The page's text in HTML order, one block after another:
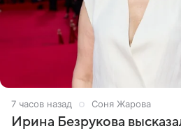
7 часов назад Соня Жарова
Ирина Безрукова